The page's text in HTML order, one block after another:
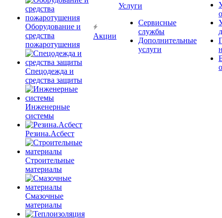
Оборудование и
средства
пожаротушения
Спецодежда и
средства защиты
Инженерные
системы
Резина.Асбест
Строительные
материалы
Смазочные
материалы
Акции
Услуги
Сервисные
службы
Дополнительные
услуги